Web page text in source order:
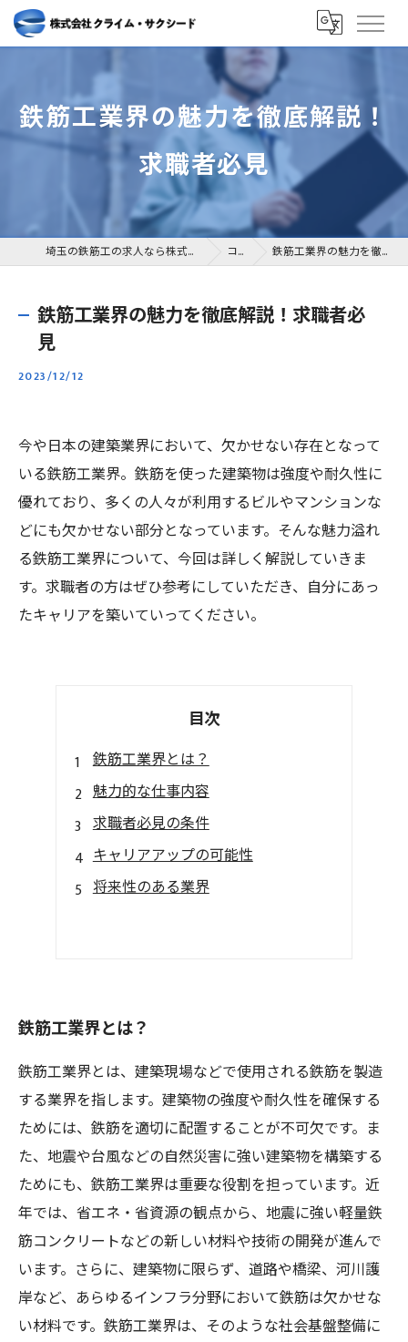
鉄筋工業界の魅力を徹底解説！
求職者必見
埼玉の鉄筋工の求人なら株式会社クライム・サクシード コラム 鉄筋工業界の魅力を徹底解説！求職者必見
鉄筋工業界の魅力を徹底解説！求職者必
見
2023/12/12
今や日本の建築業界において、欠かせない存在となって
いる鉄筋工業界。鉄筋を使った建築物は強度や耐久性に
優れており、多くの人々が利用するビルやマンションな
どにも欠かせない部分となっています。そんな魅力溢れ
る鉄筋工業界について、今回は詳しく解説していきま
す。求職者の方はぜひ参考にしていただき、自分にあっ
たキャリアを築いていってください。
目次
鉄筋工業界とは？
魅力的な仕事内容
求職者必見の条件
キャリアアップの可能性
将来性のある業界
鉄筋工業界とは？
鉄筋工業界とは、建築現場などで使用される鉄筋を製造
する業界を指します。建築物の強度や耐久性を確保する
ためには、鉄筋を適切に配置することが不可欠です。ま
た、地震や台風などの自然災害に強い建築物を構築する
ためにも、鉄筋工業界は重要な役割を担っています。近
年では、省エネ・省資源の観点から、地震に強い軽量鉄
筋コンクリートなどの新しい材料や技術の開発が進んで
います。さらに、建築物に限らず、道路や橋梁、河川護
岸など、あらゆるインフラ分野において鉄筋は欠かせな
い材料です。鉄筋工業界は、そのような社会基盤整備に